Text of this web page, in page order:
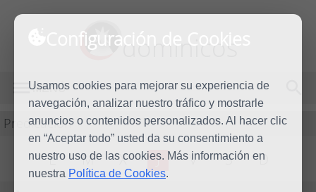
Configuración de Cookies
Usamos cookies para mejorar su experiencia de
navegación, analizar nuestro tráfico y mostrarle
anuncios o contenidos personalizados. Al hacer clic
en “Aceptar todo” usted da su consentimiento a
nuestro uso de las cookies. Más información en
nuestra Política de Cookies.
dominicos
MENÚ
Predicación
L M X J V S D